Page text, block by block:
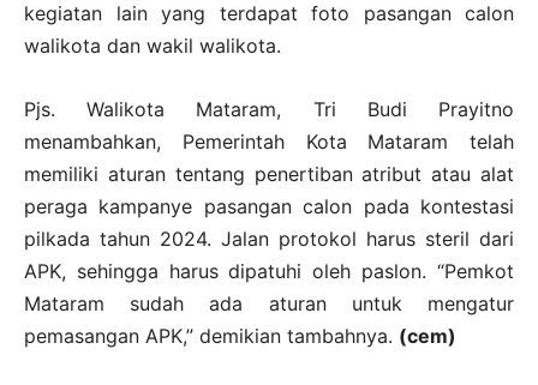
kegiatan lain yang terdapat foto pasangan calon
walikota dan wakil walikota.
Pjs. Walikota Mataram, Tri Budi Prayitno
menambahkan, Pemerintah Kota Mataram telah
memiliki aturan tentang penertiban atribut atau alat
peraga kampanye pasangan calon pada kontestasi
pilkada tahun 2024. Jalan protokol harus steril dari
APK, sehingga harus dipatuhi oleh paslon. “Pemkot
Mataram sudah ada aturan untuk mengatur
pemasangan APK,” demikian tambahnya. (cem)